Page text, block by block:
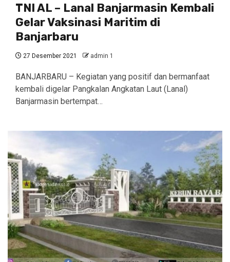
TNI AL – Lanal Banjarmasin Kembali
Gelar Vaksinasi Maritim di
Banjarbaru
27 Desember 2021 admin 1
BANJARBARU – Kegiatan yang positif dan bermanfaat
kembali digelar Pangkalan Angkatan Laut (Lanal)
Banjarmasin bertempat…